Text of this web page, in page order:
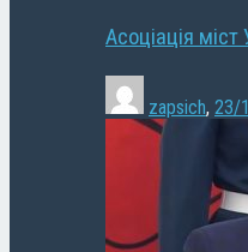
Асоціація
zapsich, 23/